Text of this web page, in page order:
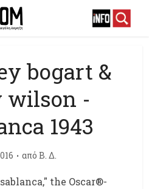
bogart &
wilson -
1943
από Β. Δ.
the Oscar®-